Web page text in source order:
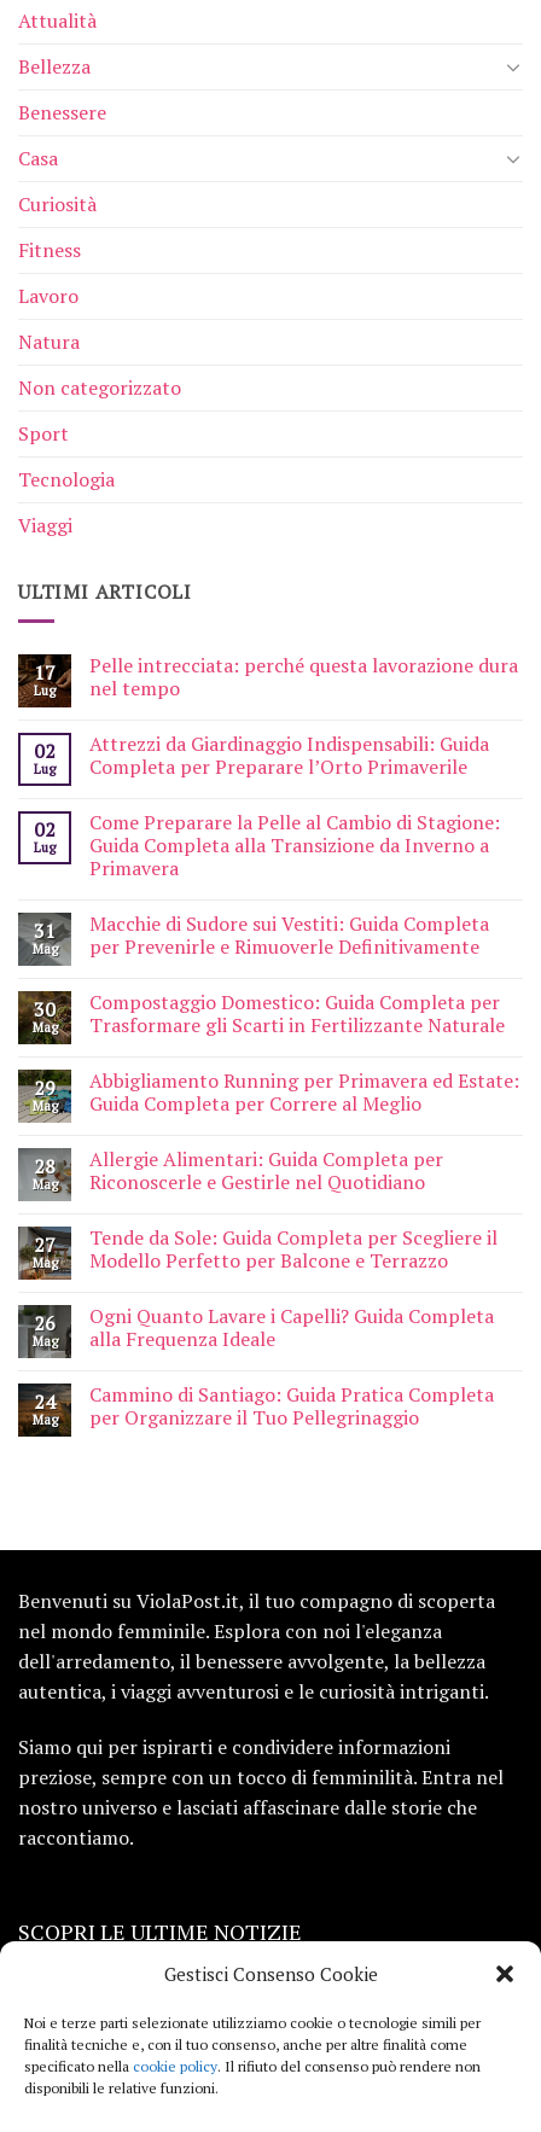
Gestisci Consenso Cookie
Noi e terze parti selezionate utilizziamo cookie o tecnologie simili per
finalità tecniche e, con il tuo consenso, anche per altre finalità come
specificato nella cookie policy. Il rifiuto del consenso può rendere non
disponibili le relative funzioni.
Attualità
Bellezza
Benessere
Casa
Curiosità
Fitness
Lavoro
Natura
Non categorizzato
Sport
Tecnologia
Viaggi
ULTIMI ARTICOLI
17
Lug
Pelle intrecciata: perché questa lavorazione dura
nel tempo
02
Lug
Attrezzi da Giardinaggio Indispensabili: Guida
Completa per Preparare l’Orto Primaverile
02
Lug
Come Preparare la Pelle al Cambio di Stagione:
Guida Completa alla Transizione da Inverno a
Primavera
31
Mag
Macchie di Sudore sui Vestiti: Guida Completa
per Prevenirle e Rimuoverle Definitivamente
30
Mag
Compostaggio Domestico: Guida Completa per
Trasformare gli Scarti in Fertilizzante Naturale
29
Mag
Abbigliamento Running per Primavera ed Estate:
Guida Completa per Correre al Meglio
28
Mag
Allergie Alimentari: Guida Completa per
Riconoscerle e Gestirle nel Quotidiano
27
Mag
Tende da Sole: Guida Completa per Scegliere il
Modello Perfetto per Balcone e Terrazzo
26
Mag
Ogni Quanto Lavare i Capelli? Guida Completa
alla Frequenza Ideale
24
Mag
Cammino di Santiago: Guida Pratica Completa
per Organizzare il Tuo Pellegrinaggio
Benvenuti su ViolaPost.it, il tuo compagno di scoperta
nel mondo femminile. Esplora con noi l'eleganza
dell'arredamento, il benessere avvolgente, la bellezza
autentica, i viaggi avventurosi e le curiosità intriganti.
Siamo qui per ispirarti e condividere informazioni
preziose, sempre con un tocco di femminilità. Entra nel
nostro universo e lasciati affascinare dalle storie che
raccontiamo.
SCOPRI LE ULTIME NOTIZIE
Viaggi
Beauty e benessere